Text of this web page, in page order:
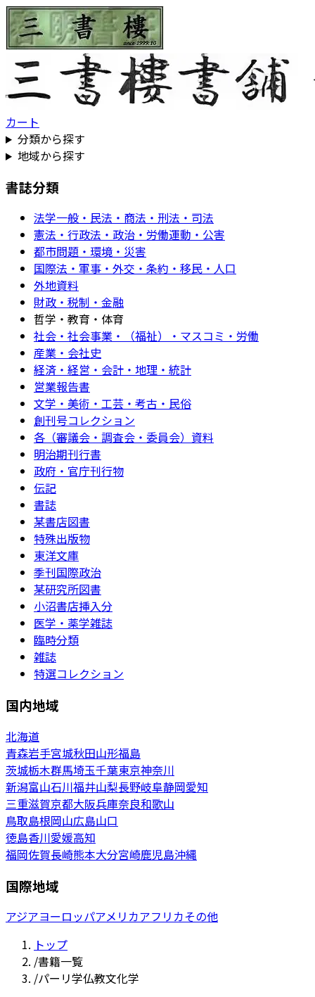
カート
分類から探す
地域から探す
書誌分類
法学一般・民法・商法・刑法・司法
憲法・行政法・政治・労働運動・公害
都市問題・環境・災害
国際法・軍事・外交・条約・移民・人口
外地資料
財政・税制・金融
哲学・教育・体育
社会・社会事業・（福祉）・マスコミ・労働
産業・会社史
経済・経営・会計・地理・統計
営業報告書
文学・美術・工芸・考古・民俗
創刊号コレクション
各（審議会・調査会・委員会）資料
明治期刊行書
政府・官庁刊行物
伝記
書誌
某書店図書
特殊出版物
東洋文庫
季刊国際政治
某研究所図書
小沼書店挿入分
医学・薬学雑誌
臨時分類
雑誌
特選コレクション
国内地域
北海道
青森岩手宮城秋田山形福島
茨城栃木群馬埼玉千葉東京神奈川
新潟富山石川福井山梨長野岐阜静岡愛知
三重滋賀京都大阪兵庫奈良和歌山
鳥取島根岡山広島山口
徳島香川愛媛高知
福岡佐賀長崎熊本大分宮崎鹿児島沖縄
国際地域
アジアヨーロッパアメリカアフリカその他
トップ
/書籍一覧
/パーリ学仏教文化学